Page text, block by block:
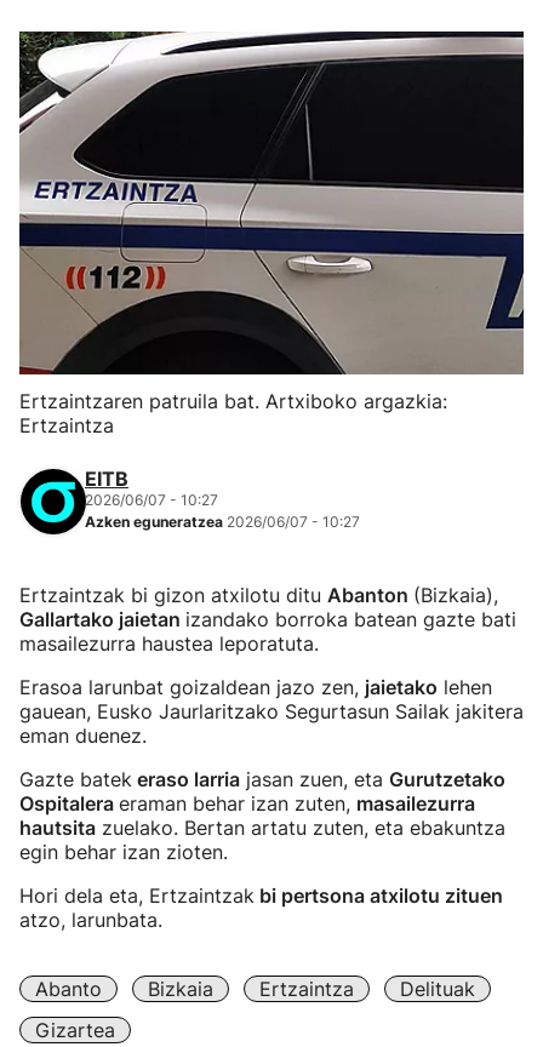
Ertzaintzaren patruila bat. Artxiboko argazkia:
Ertzaintza
EITB
2026/06/07 - 10:27
Azken eguneratzea 2026/06/07 - 10:27
Ertzaintzak bi gizon atxilotu ditu Abanton (Bizkaia),
Gallartako jaietan izandako borroka batean gazte bati
masailezurra haustea leporatuta.
Erasoa larunbat goizaldean jazo zen, jaietako lehen
gauean, Eusko Jaurlaritzako Segurtasun Sailak jakitera
eman duenez.
Gazte batek eraso larria jasan zuen, eta Gurutzetako
Ospitalera eraman behar izan zuten, masailezurra
hautsita zuelako. Bertan artatu zuten, eta ebakuntza
egin behar izan zioten.
Hori dela eta, Ertzaintzak bi pertsona atxilotu zituen
atzo, larunbata.
Abanto Bizkaia Ertzaintza
Delituak
Gizartea